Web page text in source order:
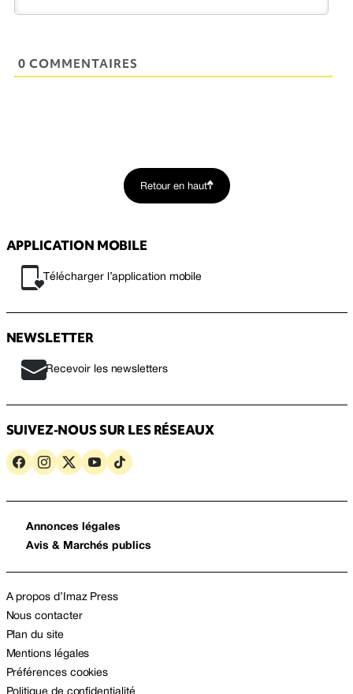
0 COMMENTAIRES
Retour en haut
APPLICATION MOBILE
Télécharger l’application mobile
NEWSLETTER
Recevoir les newsletters
SUIVEZ-NOUS SUR LES RÉSEAUX
Annonces légales
Avis & Marchés publics
A propos d’Imaz Press
Nous contacter
Plan du site
Mentions légales
Préférences cookies